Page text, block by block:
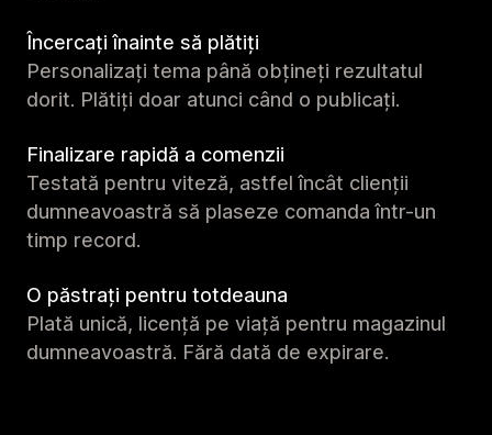
Încercați înainte să plătiți
Personalizați tema până obțineți rezultatul
dorit. Plătiți doar atunci când o publicați.
Finalizare rapidă a comenzii
Testată pentru viteză, astfel încât clienții
dumneavoastră să plaseze comanda într-un
timp record.
O păstrați pentru totdeauna
Plată unică, licență pe viață pentru magazinul
dumneavoastră. Fără dată de expirare.